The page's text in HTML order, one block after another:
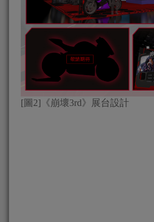
[圖2]《崩壞3rd》展台設計